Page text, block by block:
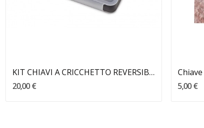
KIT CHIAVI A CRICCHETTO REVERSIBILE
20,00 €
5,00 €